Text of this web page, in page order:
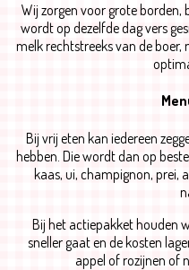
Wij zorgen voor grote borden,
wordt op dezelfde dag vers
melk rechtstreeks van de
Bij vrij eten kan iedereen
hebben. Die wordt dan op
kaas, ui, champignon, prei,
Bij het actiepakket houden
sneller gaat en de kosten
appel of rozijnen of